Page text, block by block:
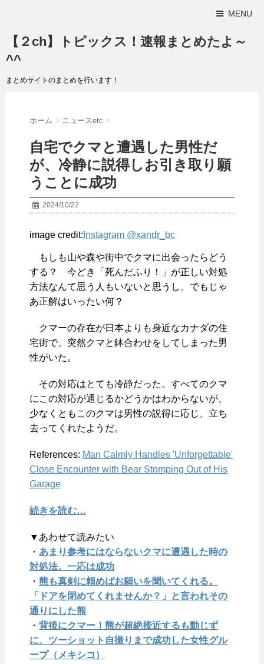
MENU
【２ch】トピックス！速報まとめたよ～
^^
まとめサイトのまとめを行います！
ホーム > ニュースetc >
自宅でクマと遭遇した男性だ
が、冷静に説得しお引き取り願
うことに成功
2024/10/22
image credit: Instagram @xandr_bc
もしも山や森や街中でクマに出会ったらどう
する？ 今どき「死んだふり！」が正しい対処
方法なんて思う人もいないと思うし、でもじゃ
あ正解はいったい何？
クマーの存在が日本よりも身近なカナダの住
宅街で、突然クマと鉢合わせをしてしまった男
性がいた。
その対応はとても冷静だった。すべてのクマ
にこの対応が通じるかどうかはわからないが、
少なくともこのクマは男性の説得に応じ、立ち
去ってくれたようだ。
References: Man Calmly Handles 'Unforgettable'
Close Encounter with Bear Stomping Out of His
Garage
続きを読む…
▼あわせて読みたい
・ あまり参考にはならないクマに遭遇した時の
対処法。一応は成功
・ 熊も真剣に頼めばお願いを聞いてくれる。
「ドアを閉めてくれませんか？」と言われその
通りにした熊
・ 背後にクマー！熊が超絶接近するも動じず
に、ツーショット自撮りまで成功した女性グル
ープ（メキシコ）